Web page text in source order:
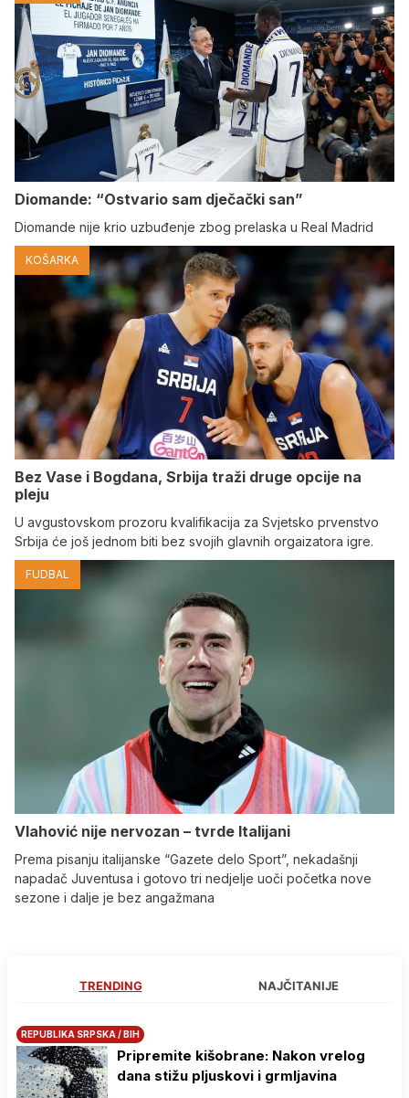
Diomande: “Ostvario sam dječački san”
Diomande nije krio uzbuđenje zbog prelaska u Real Madrid
KOŠARKA
Bez Vase i Bogdana, Srbija traži druge opcije na
pleju
U avgustovskom prozoru kvalifikacija za Svjetsko prvenstvo
Srbija će još jednom biti bez svojih glavnih orgaizatora igre.
FUDBAL
Vlahović nije nervozan – tvrde Italijani
Prema pisanju italijanske “Gazete delo Sport”, nekadašnji
napadač Juventusa i gotovo tri nedjelje uoči početka nove
sezone i dalje je bez angažmana
TRENDING NAJČITANIJE
REPUBLIKA SRPSKA / BIH
Pripremite kišobrane: Nakon vrelog
dana stižu pljuskovi i grmljavina